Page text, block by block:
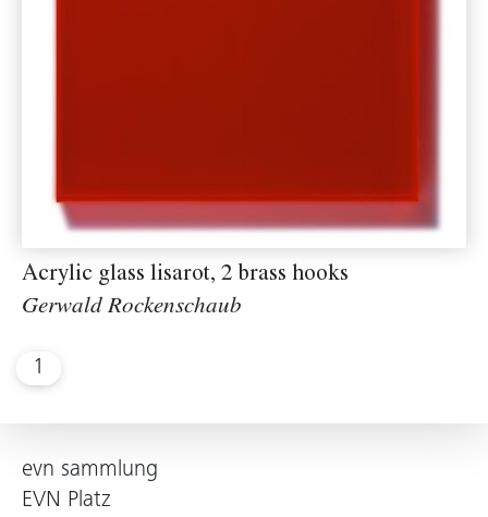
Acrylic glass lisarot, 2 brass hooks
Gerwald Rockenschaub
1
evn sammlung
EVN Platz